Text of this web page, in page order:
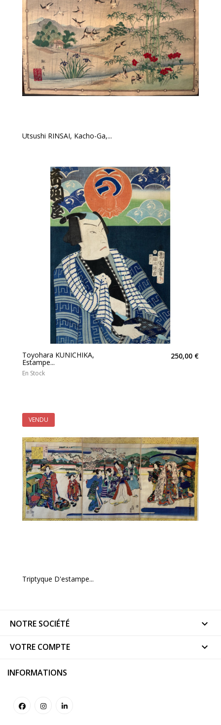
Utsushi RINSAI, Kacho-Ga,...
Toyohara KUNICHIKA,
Estampe...
250,00 €
En Stock
Triptyque D'estampe...
VENDU
NOTRE SOCIÉTÉ 
VOTRE COMPTE 
INFORMATIONS